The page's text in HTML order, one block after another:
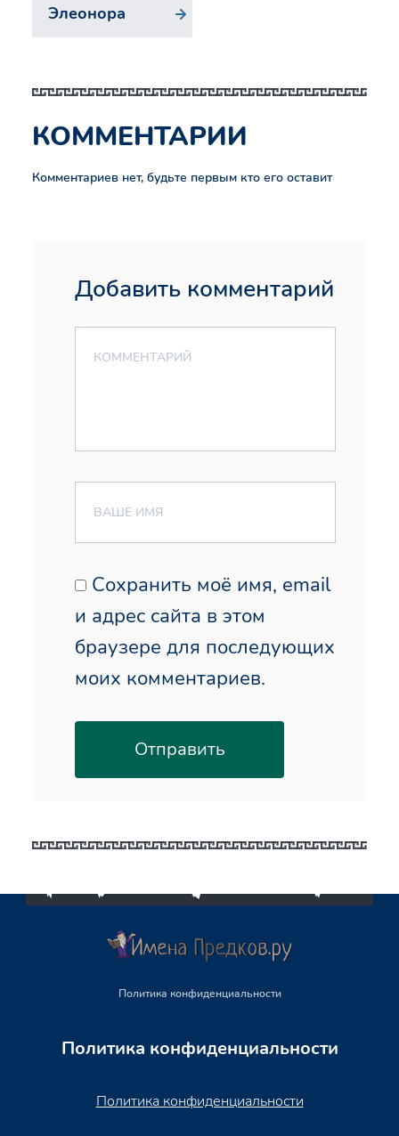
Элеонора
КОММЕНТАРИИ
Комментариев нет, будьте первым кто его оставит
Добавить комментарий
Сохранить моё имя, email
и адрес сайта в этом
браузере для последующих
моих комментариев.
Политика конфиденциальности
Политика конфиденциальности
Политика конфиденциальности